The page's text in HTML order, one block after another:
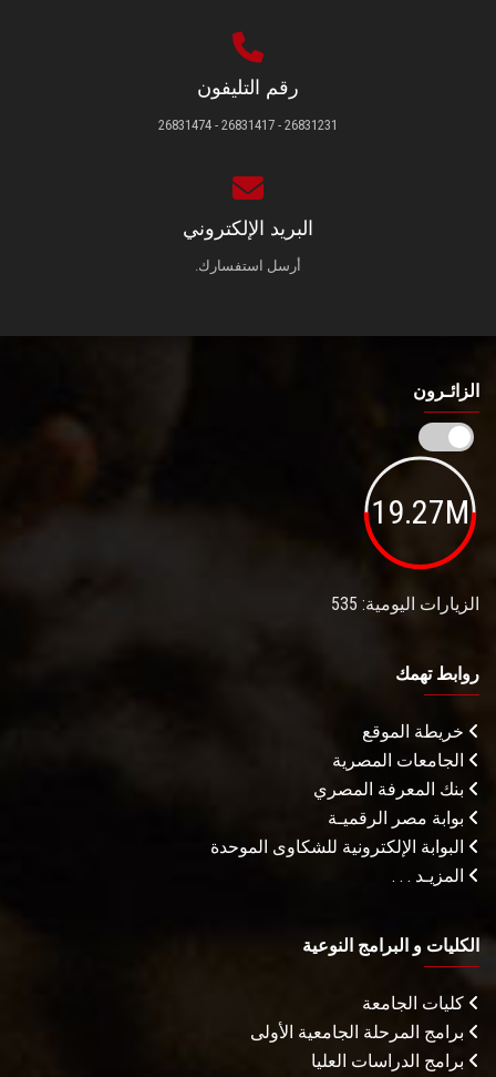
رقم التليفون
26831231 - 26831417 - 26831474
البريد الإلكتروني
أرسل استفسارك.
الزائـرون
19.27M
الزيارات اليومية: 535
روابط تهمك
خريطة الموقع
الجامعات المصرية
بنك المعرفة المصري
بوابة مصر الرقميـة
البوابة الإلكترونية للشكاوى الموحدة
المزيـد . . .
الكليات و البرامج النوعية
كليات الجامعة
برامج المرحلة الجامعية الأولى
برامج الدراسات العليا